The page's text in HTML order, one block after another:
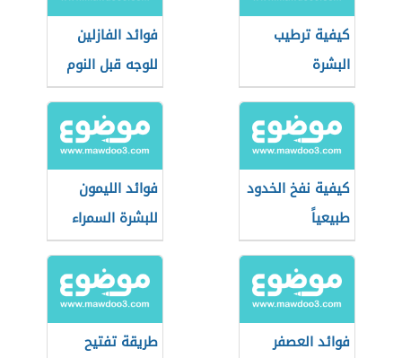
كيفية ترطيب
البشرة
فوائد الفازلين
للوجه قبل النوم
كيفية نفخ الخدود
طبيعياً
فوائد الليمون
للبشرة السمراء
فوائد العصفر
طريقة تفتيح